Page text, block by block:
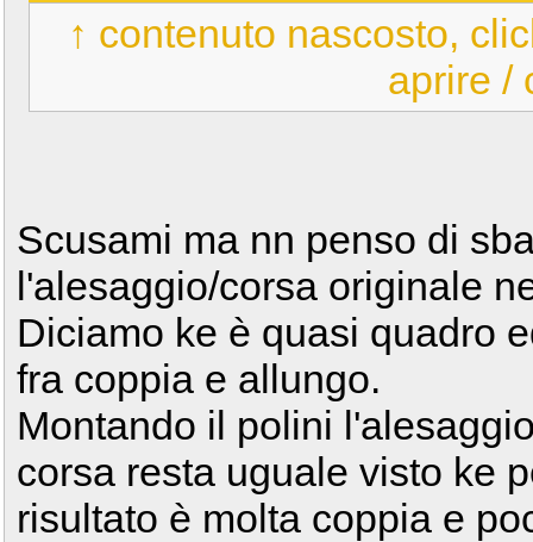
↑ contenuto nascosto,
aprire /
Scusami ma nn penso di
l'alesaggio/corsa originale
Diciamo ke è quasi quadro
fra coppia e allungo.
Montando il polini
corsa resta uguale visto ke
risultato è molta coppia e